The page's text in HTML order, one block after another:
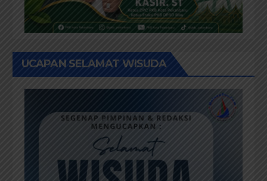
UCAPAN SELAMAT WISUDA